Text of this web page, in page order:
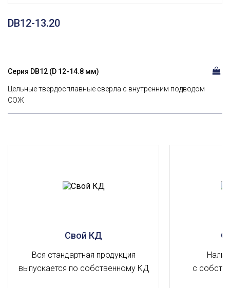
DB12-13.20
Серия DВ12 (D 12-14.8 мм)
Цельные твердосплавные сверла с внутренним подводом
СОЖ
Свой КД
Вся стандартная продукция
выпускается по собственному КД
с